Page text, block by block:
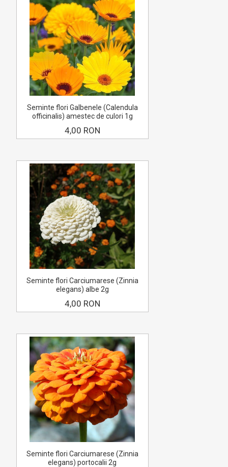
Seminte flori Galbenele (Calendula
officinalis) amestec de culori 1g
4,00 RON
Seminte flori Carciumarese (Zinnia
elegans) albe 2g
4,00 RON
Seminte flori Carciumarese (Zinnia
elegans) portocalii 2g